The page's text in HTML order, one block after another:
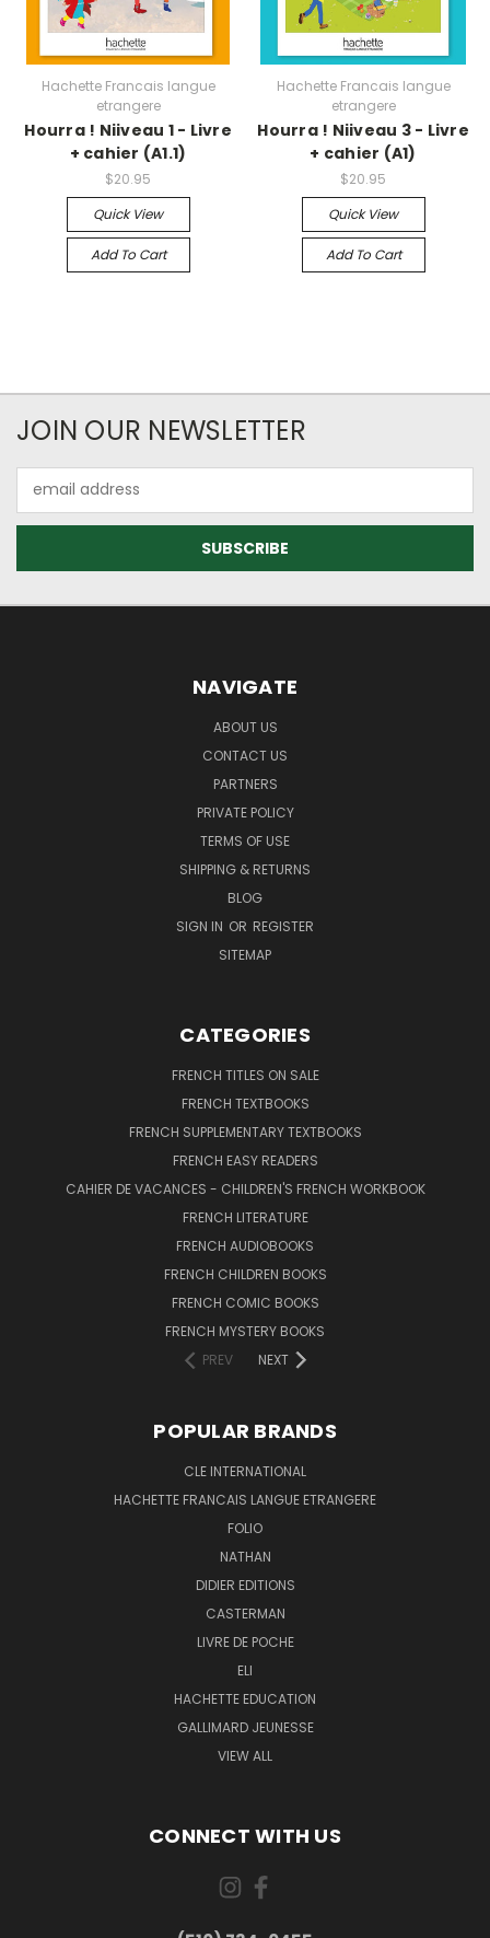
Hachette Francais langue
etrangere
Hourra ! Niiveau 1 - Livre
+ cahier (A1.1)
$20.95
Quick View
Add To Cart
Hachette Francais langue
etrangere
Hourra ! Niiveau 3 - Livre
+ cahier (A1)
$20.95
Quick View
Add To Cart
JOIN OUR NEWSLETTER
Address
NAVIGATE
ABOUT US
CONTACT US
PARTNERS
PRIVATE POLICY
TERMS OF USE
SHIPPING & RETURNS
BLOG
SIGN IN OR REGISTER
SITEMAP
CATEGORIES
FRENCH TITLES ON SALE
FRENCH TEXTBOOKS
FRENCH SUPPLEMENTARY TEXTBOOKS
FRENCH EASY READERS
CAHIER DE VACANCES - CHILDREN'S FRENCH WORKBOOK
FRENCH LITERATURE
FRENCH AUDIOBOOKS
FRENCH CHILDREN BOOKS
FRENCH COMIC BOOKS
FRENCH MYSTERY BOOKS
PREV
NEXT
POPULAR BRANDS
CLE INTERNATIONAL
HACHETTE FRANCAIS LANGUE ETRANGERE
FOLIO
NATHAN
DIDIER EDITIONS
CASTERMAN
LIVRE DE POCHE
ELI
HACHETTE EDUCATION
GALLIMARD JEUNESSE
VIEW ALL
CONNECT WITH US